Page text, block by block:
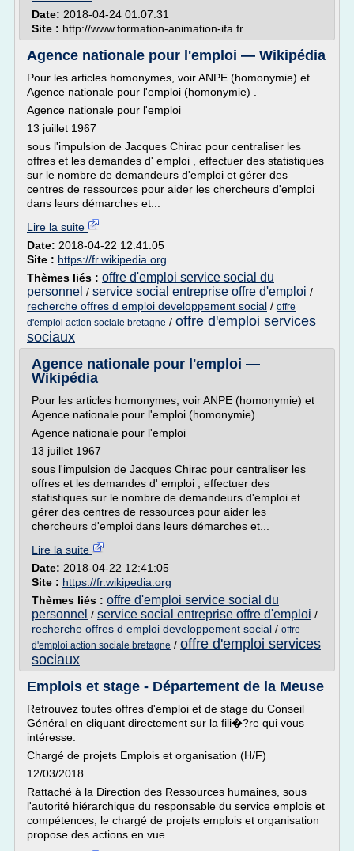
Date: 2018-04-24 01:07:31
Site : http://www.formation-animation-ifa.fr
Agence nationale pour l'emploi — Wikipédia
Pour les articles homonymes, voir ANPE (homonymie) et
Agence nationale pour l'emploi (homonymie) .
Agence nationale pour l'emploi
13 juillet 1967
sous l'impulsion de Jacques Chirac pour centraliser les
offres et les demandes d' emploi , effectuer des statistiques
sur le nombre de demandeurs d'emploi et gérer des
centres de ressources pour aider les chercheurs d'emploi
dans leurs démarches et...
Lire la suite
Date: 2018-04-22 12:41:05
Site : https://fr.wikipedia.org
Thèmes liés : offre d'emploi service social du
personnel / service social entreprise offre d'emploi /
recherche offres d emploi developpement social / offre
d'emploi action sociale bretagne / offre d'emploi services
sociaux
Agence nationale pour l'emploi —
Wikipédia
Pour les articles homonymes, voir ANPE (homonymie) et
Agence nationale pour l'emploi (homonymie) .
Agence nationale pour l'emploi
13 juillet 1967
sous l'impulsion de Jacques Chirac pour centraliser les
offres et les demandes d' emploi , effectuer des
statistiques sur le nombre de demandeurs d'emploi et
gérer des centres de ressources pour aider les
chercheurs d'emploi dans leurs démarches et...
Lire la suite
Date: 2018-04-22 12:41:05
Site : https://fr.wikipedia.org
Thèmes liés : offre d'emploi service social du
personnel / service social entreprise offre d'emploi /
recherche offres d emploi developpement social / offre
d'emploi action sociale bretagne / offre d'emploi services
sociaux
Emplois et stage - Département de la Meuse
Retrouvez toutes offres d'emploi et de stage du Conseil
Général en cliquant directement sur la fili�?re qui vous
intéresse.
Chargé de projets Emplois et organisation (H/F)
12/03/2018
Rattaché à la Direction des Ressources humaines, sous
l'autorité hiérarchique du responsable du service emplois et
compétences, le chargé de projets emplois et organisation
propose des actions en vue...